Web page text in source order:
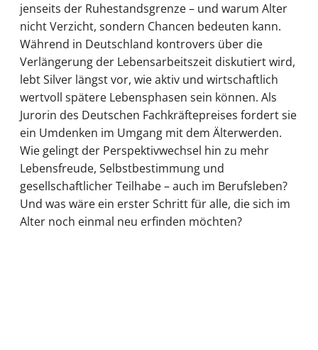
jenseits der Ruhestandsgrenze – und warum Alter
nicht Verzicht, sondern Chancen bedeuten kann.
Während in Deutschland kontrovers über die
Verlängerung der Lebensarbeitszeit diskutiert wird,
lebt Silver längst vor, wie aktiv und wirtschaftlich
wertvoll spätere Lebensphasen sein können. Als
Jurorin des Deutschen Fachkräftepreises fordert sie
ein Umdenken im Umgang mit dem Älterwerden.
Wie gelingt der Perspektivwechsel hin zu mehr
Lebensfreude, Selbstbestimmung und
gesellschaftlicher Teilhabe – auch im Berufsleben?
Und was wäre ein erster Schritt für alle, die sich im
Alter noch einmal neu erfinden möchten?